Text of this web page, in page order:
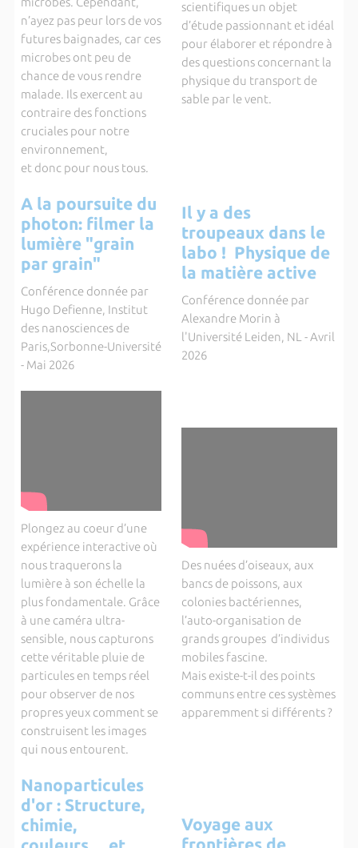
n’ayez pas peur lors de vos
futures baignades, car ces
microbes ont peu de
chance de vous rendre
malade. Ils exercent au
contraire des fonctions
cruciales pour notre
environnement,
et donc pour nous tous.
scientifiques un objet
d’étude passionnant et idéal
pour élaborer et répondre à
des questions concernant la
physique du transport de
sable par le vent.
A la poursuite du
photon: filmer la
lumière "grain
par grain"
Conférence donnée par
Hugo Defienne, Institut
des nanosciences de
Paris,Sorbonne-Université
- Mai 2026
Il y a des
troupeaux dans le
labo ! Physique de
la matière active
Conférence donnée par
Alexandre Morin à
l'Université Leiden, NL - Avril
2026
Plongez au coeur d’une
expérience interactive où
nous traquerons la
lumière à son échelle la
plus fondamentale. Grâce
à une caméra ultra-
sensible, nous capturons
cette véritable pluie de
particules en temps réel
pour observer de nos
propres yeux comment se
construisent les images
qui nous entourent.
Des nuées d’oiseaux, aux
bancs de poissons, aux
colonies bactériennes,
l’auto-organisation de
grands groupes d’individus
mobiles fascine.
Mais existe-t-il des points
communs entre ces systèmes
apparemment si différents ?
Nanoparticules
d'or : Structure,
chimie,
Voyage aux
frontières de